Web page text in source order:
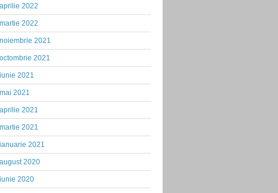
aprilie 2022
martie 2022
noiembrie 2021
octombrie 2021
iunie 2021
mai 2021
aprilie 2021
martie 2021
ianuarie 2021
august 2020
iunie 2020